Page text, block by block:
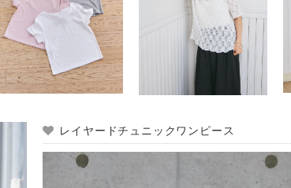
レイヤードチュニックワンピース